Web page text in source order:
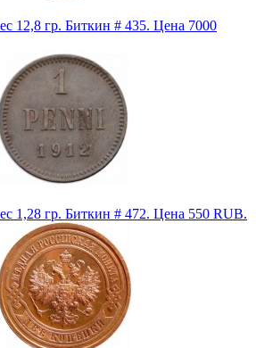
12,8 гр. Биткин # 435. Цена 7000
1,28 гр. Биткин # 472. Цена 550 RUB.